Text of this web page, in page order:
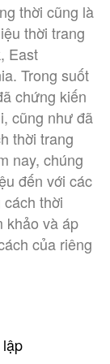
thời cũng là
thời trang
East
Trong suốt
chứng kiến
cũng như đã
thời trang
nay, chúng
đến với các
thời
khảo và áp
của riêng